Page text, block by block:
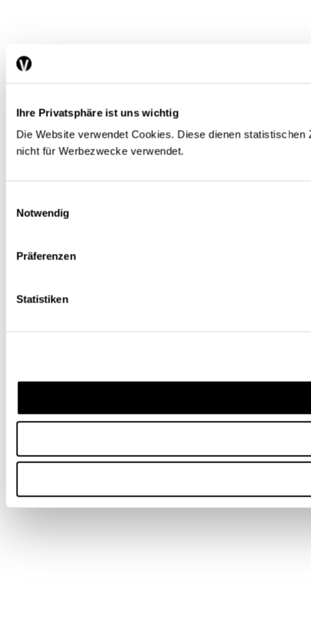
Ihre Privatsphäre ist uns wichtig
Die Website verwendet Cookies. Diese dienen
nicht für Werbezwecke verwendet.
Notwendig
Präferenzen
Statistiken